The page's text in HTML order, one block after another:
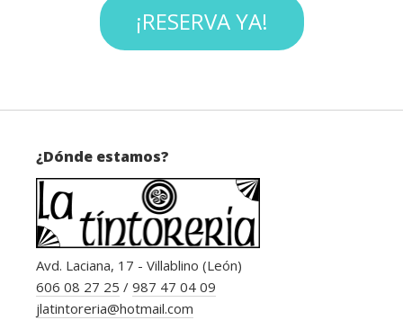
¡RESERVA YA!
¿Dónde estamos?
Avd. Laciana, 17 - Villablino (León)
606 08 27 25 / 987 47 04 09
jlatintoreria@hotmail.com